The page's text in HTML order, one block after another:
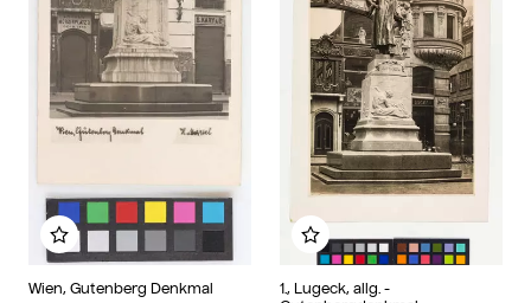
Wien, Gutenberg Denkmal
Zu meinem Album hinzufügen
1., Lugeck, allg. -
Zu meinem Album